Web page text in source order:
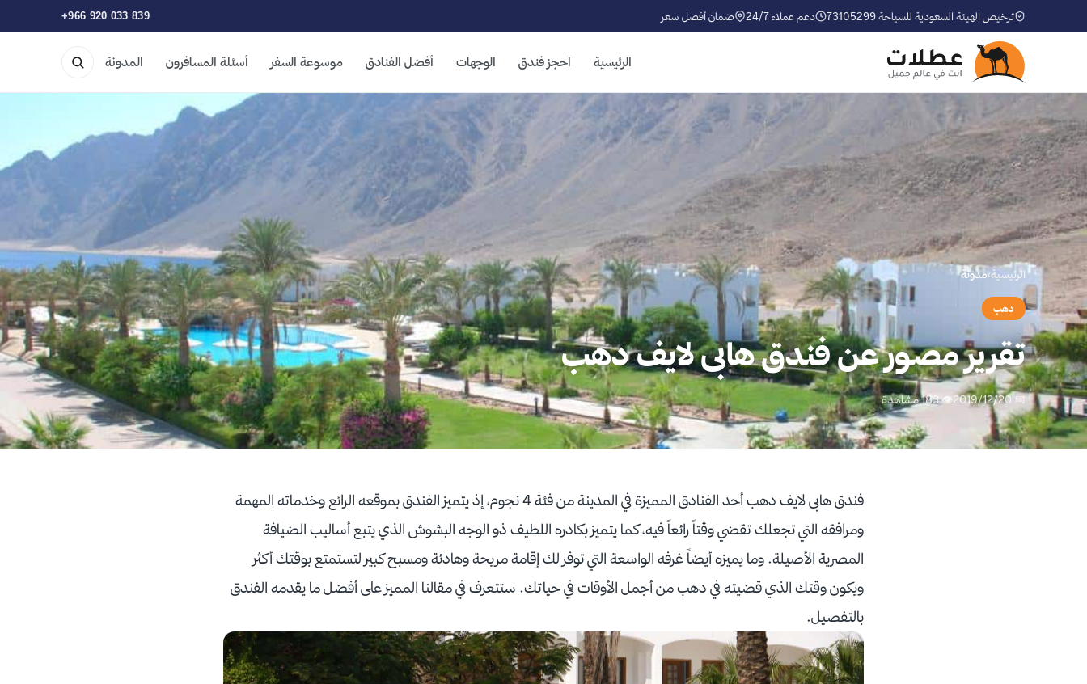
ترخيص الهيئة السعودية للسياحة 73105299 دعم عملاء 24/7 ضمان أفضل سعر +966 920 033 839
الرئيسية احجز فندق الوجهات أفضل الفنادق موسوعة السفر أسئلة المسافرون المدونة
الرئيسية›مدوّنة
دهب
تقرير مصور عن فندق هابى لايف دهب
📅 2019/12/20 👁 183 مشاهدة
فندق هابى لايف دهب أحد الفنادق المميزة في المدينة من فئة 4 نجوم، إذ يتميز الفندق بموقعه الرائع وخدماته المهمة
ومرافقه التي تجعلك تقضي وقتاً رائعاً فيه، كما يتميز بكادره اللطيف ذو الوجه البشوش الذي يتبع أساليب الضيافة
المصرية الأصيلة. وما يميزه أيضاً غرفه الواسعة التي توفر لك إقامة مريحة وهادئة ومسبح كبير لتستمتع بوقتك أكثر
ويكون وقتك الذي قضيته في دهب من أجمل الأوقات في حياتك. ستتعرف في مقالنا المميز على أفضل ما يقدمه الفندق
بالتفصيل.